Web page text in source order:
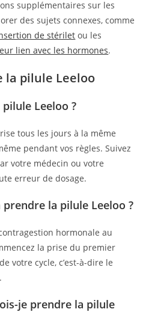
supplémentaires sur les
des sujets connexes, comme
de stérilet ou les
lien avec les hormones.
la pilule Leeloo
Leeloo ?
tous les jours à la même
pendant vos règles. Suivez
votre médecin ou votre
erreur de dosage.
la pilule Leeloo ?
hormonale au
la prise du premier
votre cycle, c’est-à-dire le
je prendre la pilule